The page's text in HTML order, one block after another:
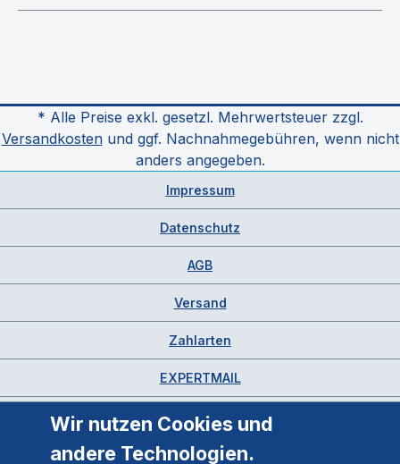
* Alle Preise exkl. gesetzl. Mehrwertsteuer zzgl.
Versandkostenund ggf. Nachnahmegebühren, wenn nicht
anders angegeben.
Impressum
Datenschutz
AGB
Versand
Zahlarten
EXPERTMAIL
Wir nutzen Cookies und
andere Technologien.